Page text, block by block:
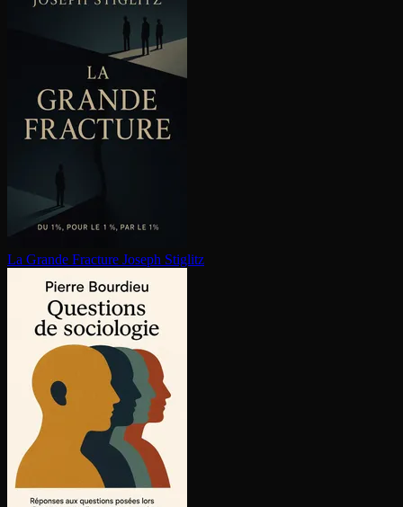
La Grande Fracture Joseph Stiglitz